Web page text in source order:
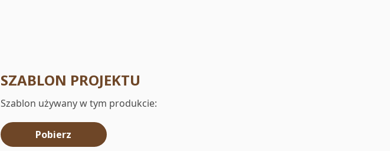
SZABLON PROJEKTU
Szablon używany w tym produkcie:
Pobierz